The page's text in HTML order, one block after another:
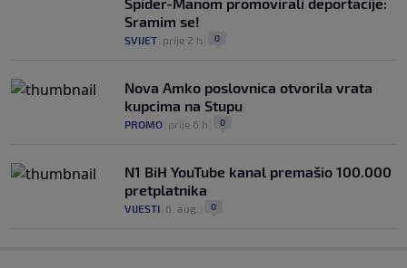
Spider-Manom promovirali deportacije:
Sramim se!
SVIJET prije 2 h 0
Nova Amko poslovnica otvorila vrata
kupcima na Stupu
PROMO prije 6 h 0
N1 BiH YouTube kanal premašio 100.000
pretplatnika
VIJESTI 6. aug. 0